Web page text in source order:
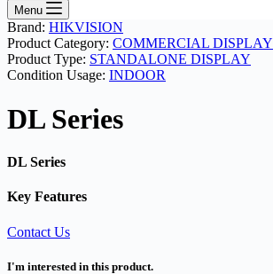
Menu
Brand: HIKVISION
Product Category: COMMERCIAL DISPLAY
Product Type: STANDALONE DISPLAY
Condition Usage: INDOOR
DL Series
DL Series
Key Features
Contact Us
I'm interested in this product.